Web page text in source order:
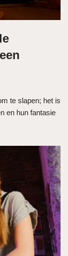
te slapen; het is
en hun fantasie